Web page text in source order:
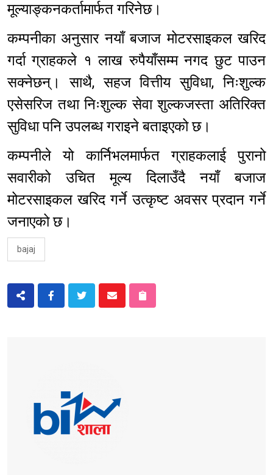
मूल्याङ्कनकर्तामार्फत गरिनेछ।
कम्पनीका अनुसार नयाँ बजाज मोटरसाइकल खरिद
गर्दा ग्राहकले १ लाख रुपैयाँसम्म नगद छुट पाउन
सक्नेछन्। साथै, सहज वित्तीय सुविधा, निःशुल्क
एसेसरिज तथा निःशुल्क सेवा शुल्कजस्ता अतिरिक्त
सुविधा पनि उपलब्ध गराइने बताइएको छ।
कम्पनीले यो कार्निभलमार्फत ग्राहकलाई पुरानो
सवारीको उचित मूल्य दिलाउँदै नयाँ बजाज
मोटरसाइकल खरिद गर्ने उत्कृष्ट अवसर प्रदान गर्ने
जनाएको छ।
bajaj